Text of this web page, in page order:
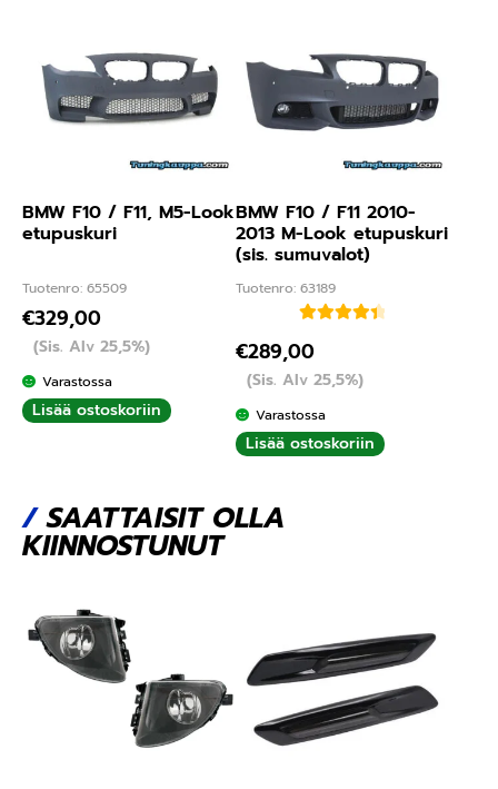
BMW F10 / F11, M5-Look
etupuskuri
Tuotenro: 65509
€329,00
(Sis. Alv 25,5%)
Varastossa
Lisää ostoskoriin
BMW F10 / F11 2010-
2013 M-Look etupuskuri
(sis. sumuvalot)
Tuotenro: 63189
tuotteesta:
4.50/ 5
€289,00
(Sis. Alv 25,5%)
Varastossa
Lisää ostoskoriin
/SAATTAISIT OLLA
KIINNOSTUNUT